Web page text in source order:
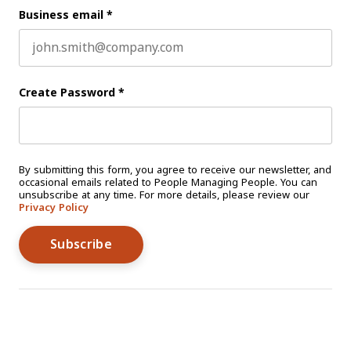
Business email *
Create Password *
By submitting this form, you agree to receive our newsletter, and
occasional emails related to People Managing People. You can
unsubscribe at any time. For more details, please review our
Privacy Policy